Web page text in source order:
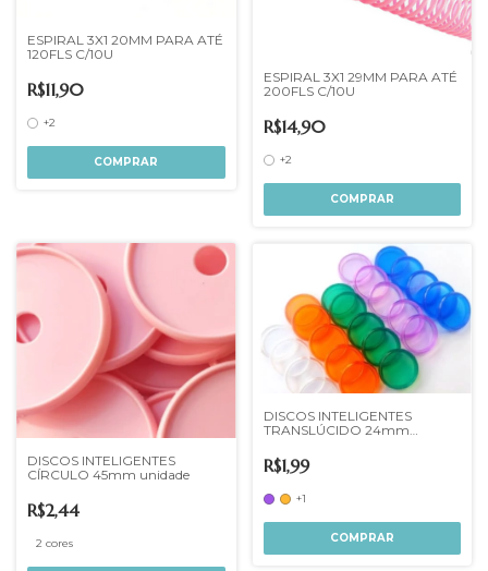
ESPIRAL 3X1 20MM PARA ATÉ
120FLS C/10U
R$11,90
+2
COMPRAR
ESPIRAL 3X1 29MM PARA ATÉ
200FLS C/10U
R$14,90
+2
COMPRAR
DISCOS INTELIGENTES
CÍRCULO 45mm unidade
R$2,44
2 cores
DISCOS INTELIGENTES
TRANSLÚCIDO 24mm
R$1,99
+1
COMPRAR